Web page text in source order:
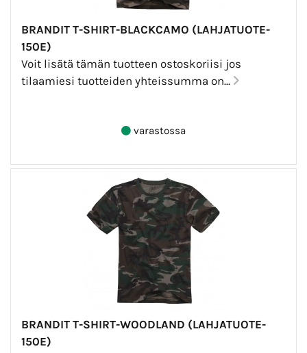
BRANDIT T-SHIRT-BLACKCAMO (LAHJATUOTE-
150E)
Voit lisätä tämän tuotteen ostoskoriisi jos
tilaamiesi tuotteiden yhteissumma on...
varastossa
BRANDIT T-SHIRT-WOODLAND (LAHJATUOTE-
150E)